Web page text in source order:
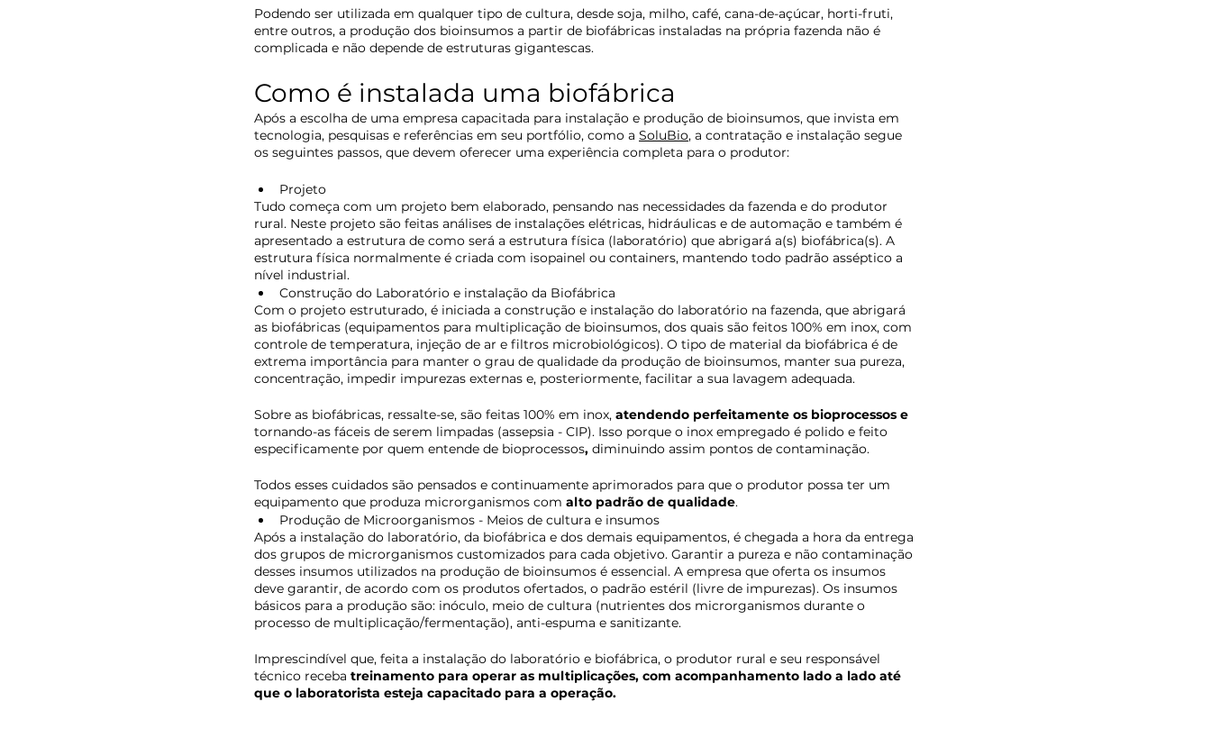
Podendo ser utilizada em qualquer tipo de cultura, desde soja, milho, café, cana-de-açúcar, horti-fruti,
entre outros, a produção dos bioinsumos a partir de biofábricas instaladas na própria fazenda não é
complicada e não depende de estruturas gigantescas.
Como é instalada uma biofábrica
Após a escolha de uma empresa capacitada para instalação e produção de bioinsumos, que invista em
tecnologia, pesquisas e referências em seu portfólio, como a SoluBio, a contratação e instalação segue
os seguintes passos, que devem oferecer uma experiência completa para o produtor:
Projeto
Tudo começa com um projeto bem elaborado, pensando nas necessidades da fazenda e do produtor
rural. Neste projeto são feitas análises de instalações elétricas, hidráulicas e de automação e também é
apresentado a estrutura de como será a estrutura física (laboratório) que abrigará a(s) biofábrica(s). A
estrutura física normalmente é criada com isopainel ou containers, mantendo todo padrão asséptico a
nível industrial.
Construção do Laboratório e instalação da Biofábrica
Com o projeto estruturado, é iniciada a construção e instalação do laboratório na fazenda, que abrigará
as biofábricas (equipamentos para multiplicação de bioinsumos, dos quais são feitos 100% em inox, com
controle de temperatura, injeção de ar e filtros microbiológicos). O tipo de material da biofábrica é de
extrema importância para manter o grau de qualidade da produção de bioinsumos, manter sua pureza,
concentração, impedir impurezas externas e, posteriormente, facilitar a sua lavagem adequada.
Sobre as biofábricas, ressalte-se, são feitas 100% em inox, atendendo perfeitamente os bioprocessos e
tornando-as fáceis de serem limpadas (assepsia - CIP). Isso porque o inox empregado é polido e feito
especificamente por quem entende de bioprocessos, diminuindo assim pontos de contaminação.
Todos esses cuidados são pensados e continuamente aprimorados para que o produtor possa ter um
equipamento que produza microrganismos com alto padrão de qualidade.
Produção de Microorganismos - Meios de cultura e insumos
Após a instalação do laboratório, da biofábrica e dos demais equipamentos, é chegada a hora da entrega
dos grupos de microrganismos customizados para cada objetivo. Garantir a pureza e não contaminação
desses insumos utilizados na produção de bioinsumos é essencial. A empresa que oferta os insumos
deve garantir, de acordo com os produtos ofertados, o padrão estéril (livre de impurezas). Os insumos
básicos para a produção são: inóculo, meio de cultura (nutrientes dos microrganismos durante o
processo de multiplicação/fermentação), anti-espuma e sanitizante.
Imprescindível que, feita a instalação do laboratório e biofábrica, o produtor rural e seu responsável
técnico receba treinamento para operar as multiplicações, com acompanhamento lado a lado até
que o laboratorista esteja capacitado para a operação.